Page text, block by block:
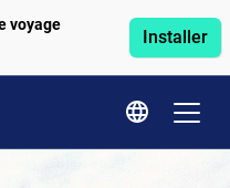
voyage
Installer